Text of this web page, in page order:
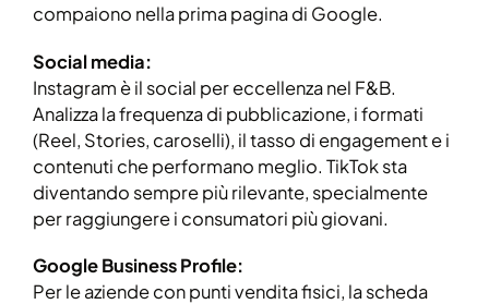
compaiono nella prima pagina di Google.
Social media:
Instagram è il social per eccellenza nel F&B.
Analizza la frequenza di pubblicazione, i formati
(Reel, Stories, caroselli), il tasso di engagement e i
contenuti che performano meglio. TikTok sta
diventando sempre più rilevante, specialmente
per raggiungere i consumatori più giovani.
Google Business Profile:
Per le aziende con punti vendita fisici, la scheda